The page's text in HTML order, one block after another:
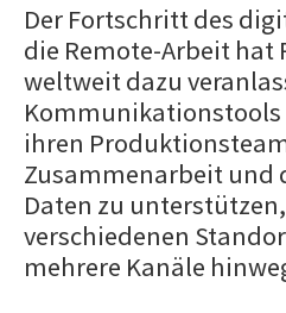
Der Fortschritt des
die Remote-Arbeit
weltweit dazu
ihren
Zusammenarbeit und
Daten zu
verschiedenen
mehrere Kanäle